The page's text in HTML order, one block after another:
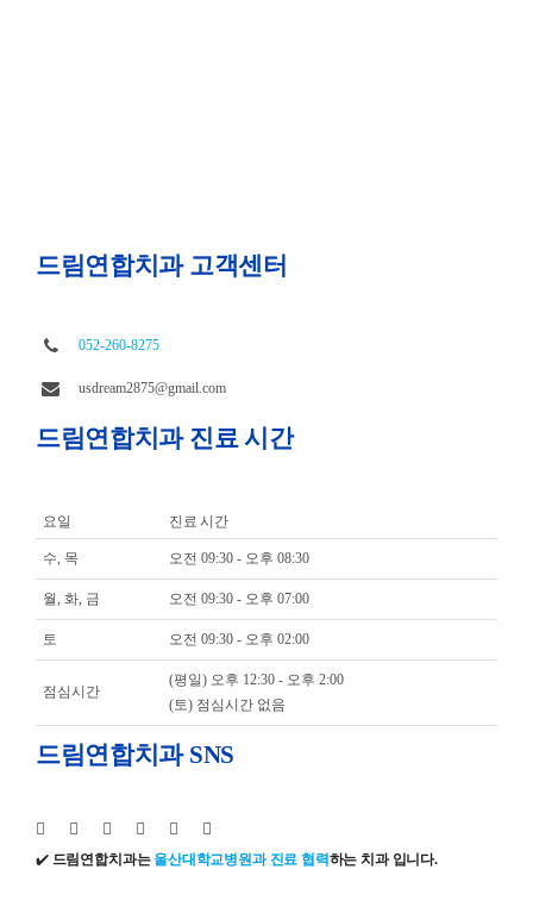
드림연합치과 고객센터
052-260-8275
usdream2875@gmail.com
드림연합치과 진료 시간
요일 진료 시간
수, 목 오전 09:30 - 오후 08:30
월, 화, 금 오전 09:30 - 오후 07:00
토 오전 09:30 - 오후 02:00
점심시간
(평일) 오후 12:30 - 오후 2:00
(토) 점심시간 없음
드림연합치과 SNS
✔️ 드림연합치과는 울산대학교병원과 진료 협력하는 치과 입니다.